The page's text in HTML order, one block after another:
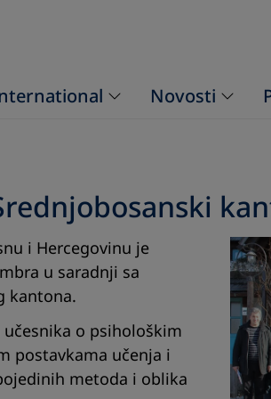
Novosti
i Hercegovinu je
u saradnji sa
kantona.
o psihološkim
postavkama učenja i
metoda i oblika